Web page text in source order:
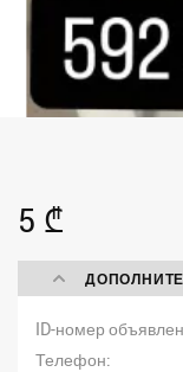
5 ₾
Телефон